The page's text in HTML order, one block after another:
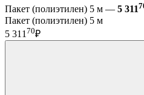
Пакет (полиэтилен) 5 м — 5 311
Пакет (полиэтилен) 5 м
5 31170₽